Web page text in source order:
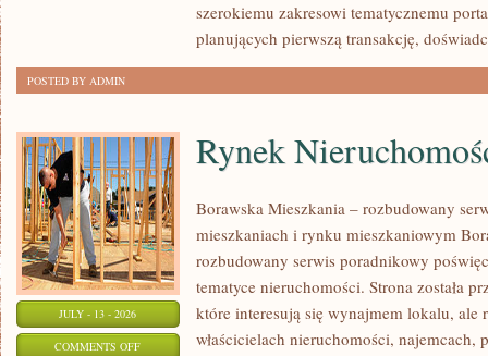
szerokiemu zakresowi tematycznemu
planujących pierwszą transakcję,
POSTED BY ADMIN
JULY - 13 - 2026
COMMENTS OFFON
Rynek
Borawska Mieszkania – rozbudowany
mieszkaniach i rynku mieszkaniowym
rozbudowany serwis poradnikowy
tematyce nieruchomości. Strona została
które interesują się wynajmem lokalu, ale
właścicielach nieruchomości, najemcach,